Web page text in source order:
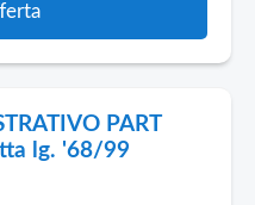
PART
lg. '68/99